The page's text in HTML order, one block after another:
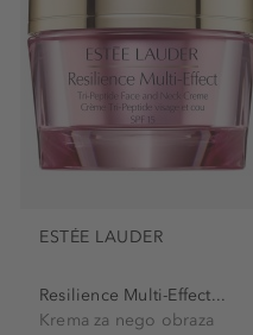
ESTÉE LAUDER
Resilience Multi-Effect...
Krema za nego obraza